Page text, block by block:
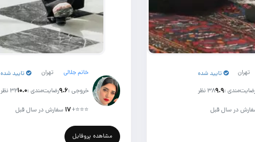
تهران تایید شده
:۹.۹38 نظر
در سال قبل
خانم جلالی تهران تایید شده
خروجی :۹.۶رضایت‌مندی :۱۰.۰32 نظر
⭐⭐⭐
+۱۷ سفارش در سال قبل
مشاهده پروفایل